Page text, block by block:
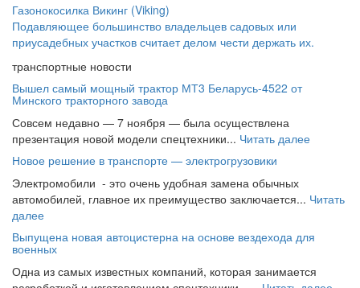
Газонокосилка Викинг (Viking)
Подавляющее большинство владельцев садовых или
приусадебных участков считает делом чести держать их.
транспортные новости
Вышел самый мощный трактор МТ3 Беларусь-4522 от
Минского тракторного завода
Совсем недавно — 7 ноября — была осуществлена
презентация новой модели спецтехники... Читать далее
Новое решение в транспорте — электрогрузовики
Электромобили - это очень удобная замена обычных
автомобилей, главное их преимущество заключается... Читать
далее
Выпущена новая автоцистерна на основе вездехода для
военных
Одна из самых известных компаний, которая занимается